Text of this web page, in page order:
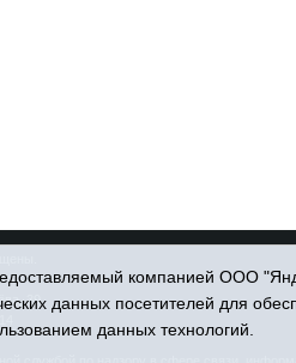
39.
компанией ООО
данных посетителей для
данных технологий.